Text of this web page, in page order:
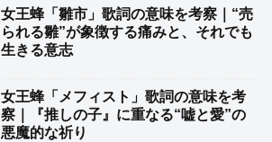
女王蜂「雛市」歌詞の意味を考察｜“売
られる雛”が象徴する痛みと、それでも
生きる意志
女王蜂「メフィスト」歌詞の意味を考
察｜『推しの子』に重なる“嘘と愛”の
悪魔的な祈り